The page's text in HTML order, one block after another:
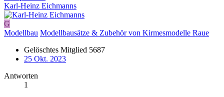
Karl-Heinz Eichmanns
G
Modellbau Modellbausätze & Zubehör von Kirmesmodelle Raue
Gelöschtes Mitglied 5687
25 Okt. 2023
Antworten
1